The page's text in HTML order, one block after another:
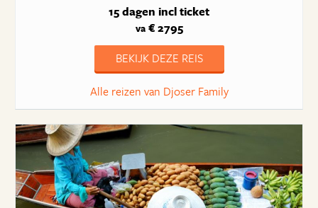
15 dagen incl ticket
va€ 2795
BEKIJK DEZE REIS
Alle reizen van Djoser Family